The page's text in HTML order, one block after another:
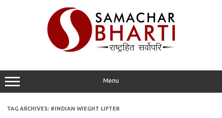
Menu
TAG ARCHIVES: #INDIAN WIEGHT LIFTER